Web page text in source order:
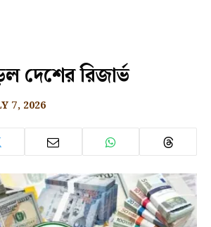
দেশের রিজার্ভ
7, 2026